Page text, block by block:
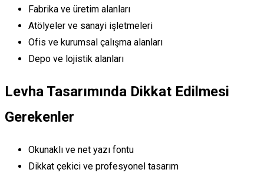
Fabrika ve üretim alanları
Atölyeler ve sanayi işletmeleri
Ofis ve kurumsal çalışma alanları
Depo ve lojistik alanları
Levha Tasarımında Dikkat Edilmesi
Gerekenler
Okunaklı ve net yazı fontu
Dikkat çekici ve profesyonel tasarım